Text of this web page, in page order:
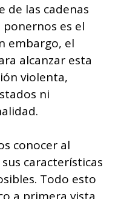
de las cadenas
es el
embargo, el
alcanzar esta
violenta,
ni
conocer al
características
Todo esto